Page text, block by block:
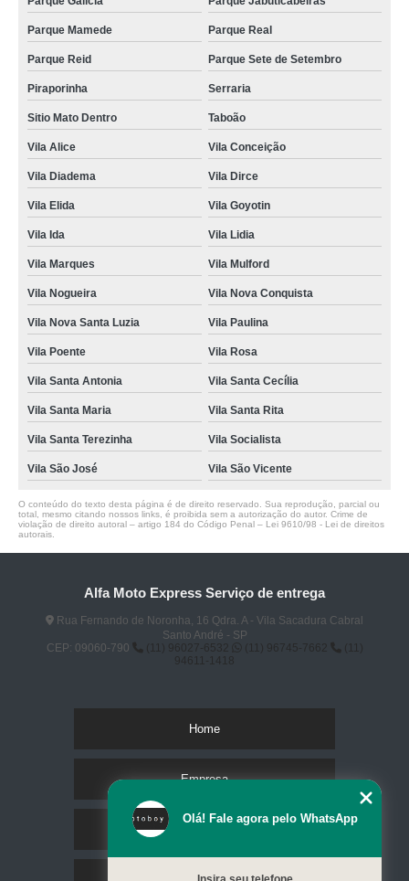
Parque Mamede Parque Real
Parque Reid Parque Sete de Setembro
Piraporinha Serraria
Sitio Mato Dentro Taboão
Vila Alice Vila Conceição
Vila Diadema Vila Dirce
Vila Elida Vila Goyotin
Vila Ida Vila Lidia
Vila Marques Vila Mulford
Vila Nogueira Vila Nova Conquista
Vila Nova Santa Luzia Vila Paulina
Vila Poente Vila Rosa
Vila Santa Antonia Vila Santa Cecília
Vila Santa Maria Vila Santa Rita
Vila Santa Terezinha Vila Socialista
Vila São José Vila São Vicente
O conteúdo do texto desta página é de direito reservado. Sua reprodução, parcial ou
total, mesmo citando nossos links, é proibida sem a autorização do autor. Crime de
violação de direito autoral – artigo 184 do Código Penal – Lei 9610/98 - Lei de direitos
autorais
Alfa Moto Express Serviço de entrega
Rua Fernando de Noronha, 16 Qdra. A - Vila Sacadura Cabral
Santo André - SP
CEP: 09060-790
(11) 96027-6532 (11) 96745-7662
(11)
94611-1418
Home
Empresa
Olá! Fale agora pelo WhatsApp